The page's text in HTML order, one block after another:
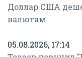
Доллар США
валютам
05.08.2026, 17:14